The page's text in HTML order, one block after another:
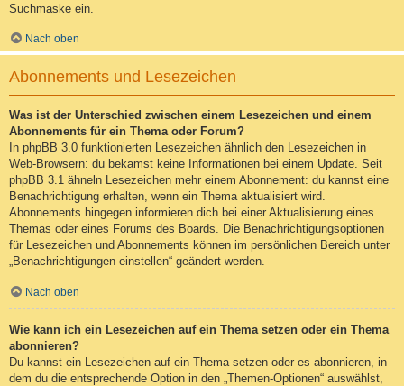
Suchmaske ein.
Nach oben
Abonnements und Lesezeichen
Was ist der Unterschied zwischen einem Lesezeichen und einem
Abonnements für ein Thema oder Forum?
In phpBB 3.0 funktionierten Lesezeichen ähnlich den Lesezeichen in
Web-Browsern: du bekamst keine Informationen bei einem Update. Seit
phpBB 3.1 ähneln Lesezeichen mehr einem Abonnement: du kannst eine
Benachrichtigung erhalten, wenn ein Thema aktualisiert wird.
Abonnements hingegen informieren dich bei einer Aktualisierung eines
Themas oder eines Forums des Boards. Die Benachrichtigungsoptionen
für Lesezeichen und Abonnements können im persönlichen Bereich unter
„Benachrichtigungen einstellen“ geändert werden.
Nach oben
Wie kann ich ein Lesezeichen auf ein Thema setzen oder ein Thema
abonnieren?
Du kannst ein Lesezeichen auf ein Thema setzen oder es abonnieren, in
dem du die entsprechende Option in den „Themen-Optionen“ auswählst,